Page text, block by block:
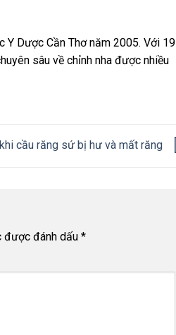
Y Dược Cần Thơ năm 2005. Với 19
sâu về chỉnh nha được nhiều
cầu răng sứ bị hư và mất răng
được đánh dấu *